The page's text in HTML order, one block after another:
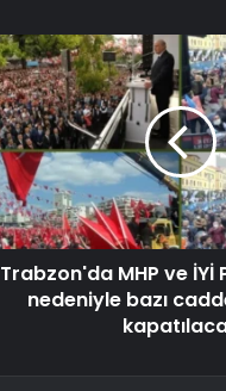
Trabzon'da MHP ve
nedeniyle bazı